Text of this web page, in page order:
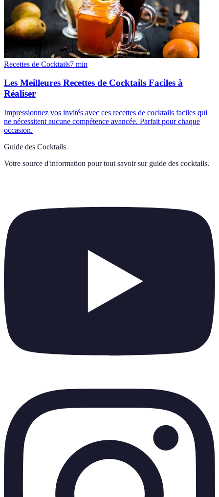
Recettes de Cocktails7 min
Les Meilleures Recettes de Cocktails Faciles à
Réaliser
Impressionnez vos invités avec ces recettes de cocktails faciles qui
ne nécessitent aucune compétence avancée. Parfait pour chaque
occasion.
Guide des Cocktails
Votre source d'information pour tout savoir sur guide des cocktails.